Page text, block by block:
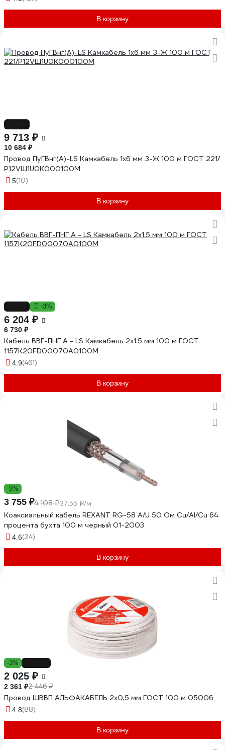
В корзину
9 713 ₽
10 684 ₽
Провод ПуГВнг(А)-LS Камкабель 1x6 мм З-Ж 100 м ГОСТ 221/
Р12VШ1U0К000100М
5(10)
В корзину
-3%
6 204 ₽
6 730 ₽
Кабель ВВГ-ПНГ А - LS Камкабель 2x1.5 мм 100 м ГОСТ
1157К20FD00070А0100М
4.9(461)
В корзину
-9%
3 755 ₽4 108 ₽37.55 ₽/м
Коаксиальный кабель REXANT RG-58 A/U 50 Ом Cu/Al/Cu 64
процента бухта 100 м черный 01-2003
4.6(24)
В корзину
-3%
2 025 ₽
2 361 ₽2 446 ₽
Провод ШВВП АЛЬФАКАБЕЛЬ 2х0,5 мм ГОСТ 100 м 05006
4.8(88)
В корзину